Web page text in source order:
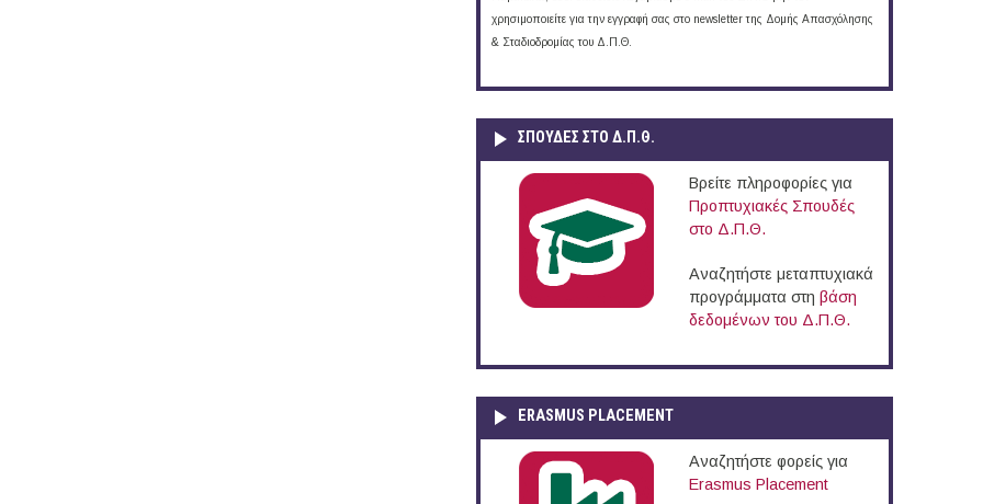
χρησιμοποιείτε για την εγγραφή σας στο newsletter της Δομής Απασχόλησης
& Σταδιοδρομίας του Δ.Π.Θ.
ΣΠΟΥΔΈΣ ΣΤΟ Δ.Π.Θ.
Βρείτε πληροφορίες για
Προπτυχιακές Σπουδές
στο Δ.Π.Θ.
Αναζητήστε μεταπτυχιακά
προγράμματα στη βάση
δεδομένων του Δ.Π.Θ.
ERASMUS PLACEMENT
Αναζητήστε φορείς για
Erasmus Placement